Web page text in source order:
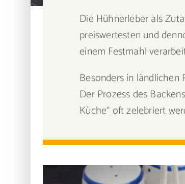
Die Hühnerleber als
preiswertesten und
einem Festmahl
Besonders in
Der Prozess des
Küche“ oft zelebriert